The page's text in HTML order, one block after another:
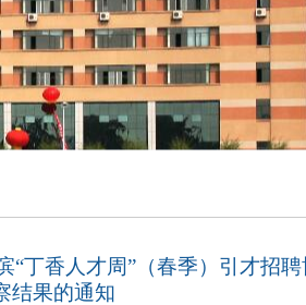
“丁香人才周”（春季）引才招
结果的通知